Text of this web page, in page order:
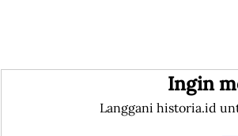
Ingin
Langgani historia.id